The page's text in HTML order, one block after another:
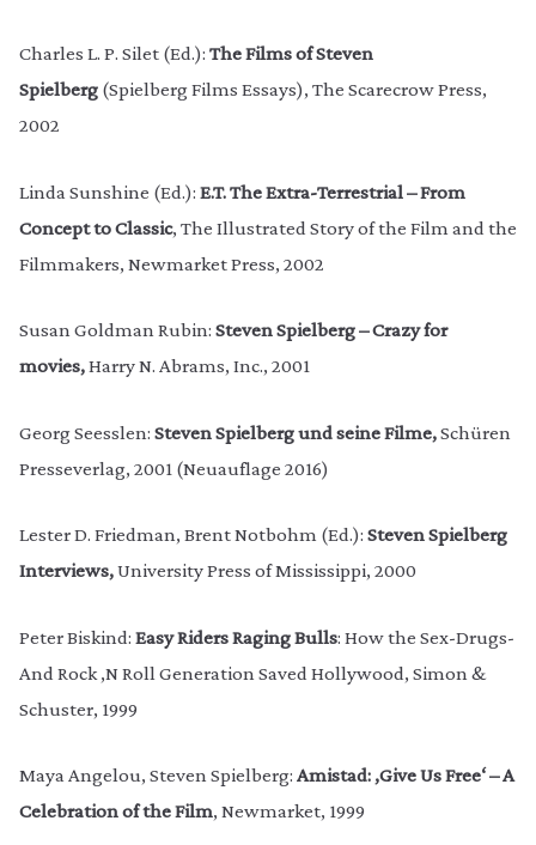
Charles L. P. Silet (Ed.): The Films of Steven
Spielberg (Spielberg Films Essays), The Scarecrow Press,
2002
Linda Sunshine (Ed.): E.T. The Extra-Terrestrial – From
Concept to Classic, The Illustrated Story of the Film and the
Filmmakers, Newmarket Press, 2002
Susan Goldman Rubin: Steven Spielberg – Crazy for
movies,Harry N. Abrams, Inc., 2001
Georg Seesslen: Steven Spielberg und seine Filme,Schüren
Presseverlag, 2001 (Neuauflage 2016)
Lester D. Friedman, Brent Notbohm (Ed.): Steven Spielberg
Interviews,University Press of Mississippi, 2000
Peter Biskind: Easy Riders Raging Bulls: How the Sex-Drugs-
And Rock ‚N Roll Generation Saved Hollywood, Simon &
Schuster, 1999
Maya Angelou, Steven Spielberg: Amistad: ‚Give Us Free‘ – A
Celebration of the Film, Newmarket, 1999